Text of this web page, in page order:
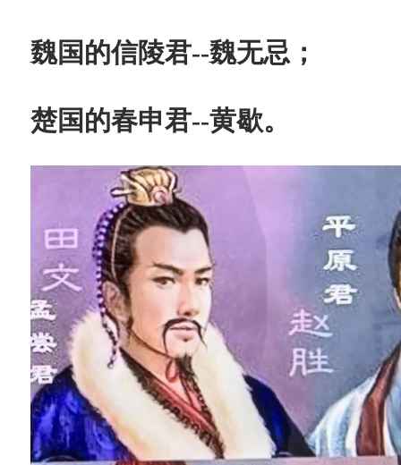
魏国的信陵君--魏无忌；
楚国的春申君--黄歇。